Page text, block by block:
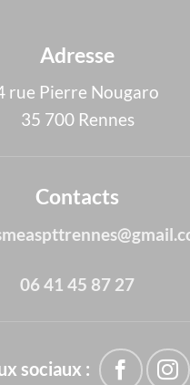
Adresse
rue Pierre Nougaro
35 700 Rennes
Contacts
06 41 45 87 27
sociaux :